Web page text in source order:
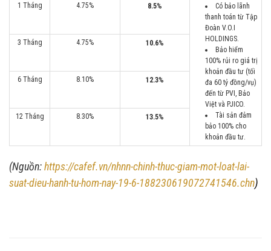
1 Tháng 4.75% 8.5%
Có bảo lãnh
thanh toán từ Tập
Đoàn V.O.I
HOLDINGS.
Bảo hiểm
100% rủi ro giá trị
khoản đầu tư (tối
đa 60 tỷ đồng/vụ)
đến từ PVI, Bảo
Việt và PJICO.
Tài sản đảm
bảo 100% cho
khoản đầu tư.
3 Tháng 4.75% 10.6%
6 Tháng 8.10% 12.3%
12 Tháng 8.30% 13.5%
(Nguồn:https://cafef.vn/nhnn-chinh-thuc-giam-mot-loat-lai-
suat-dieu-hanh-tu-hom-nay-19-6-188230619072741546.chn)